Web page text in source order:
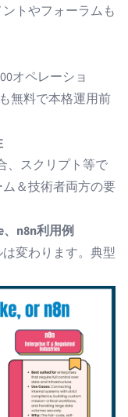
トやフォーラムも
オペレーショ
無料で本格運用前
、スクリプト等で
＆技術者両方の要
n8n利用例
変わります。典型